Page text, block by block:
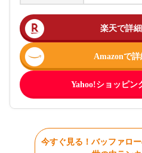
楽天で詳
Amazonで
Yahoo!ショッピン
今すぐ見る！バッファロ